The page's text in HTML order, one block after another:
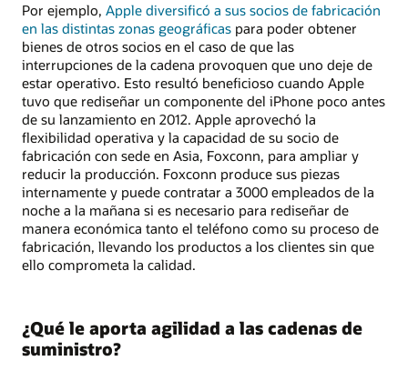
Por ejemplo, Apple diversificó a sus socios de fabricación
en las distintas zonas geográficas para poder obtener
bienes de otros socios en el caso de que las
interrupciones de la cadena provoquen que uno deje de
estar operativo. Esto resultó beneficioso cuando Apple
tuvo que rediseñar un componente del iPhone poco antes
de su lanzamiento en 2012. Apple aprovechó la
flexibilidad operativa y la capacidad de su socio de
fabricación con sede en Asia, Foxconn, para ampliar y
reducir la producción. Foxconn produce sus piezas
internamente y puede contratar a 3000 empleados de la
noche a la mañana si es necesario para rediseñar de
manera económica tanto el teléfono como su proceso de
fabricación, llevando los productos a los clientes sin que
ello comprometa la calidad.
¿Qué le aporta agilidad a las cadenas de
suministro?